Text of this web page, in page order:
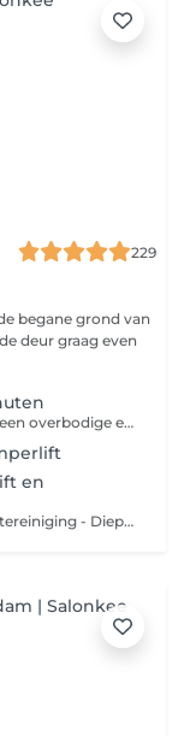
229
begane grond van
deur graag even
30 minuten | dieptereinigend | effectief | geen overbodige extra's, wél resultaat Weinig tijd, maar wel behoefte aan een frisse en verzorgde huid? Deze compacte HydraFacial-behandeling geeft jouw huid in slechts 30 minuten een effectieve oppepper met dieptereiniging, peeling en een verzorgend masker. Kort, krachtig en zichtbaar effectief.
en
Deze behandeling bestaat uit: - Oppervlaktereiniging - Dieptereiniging - Onzuiverheden verwijderen - Masker - Dagcrème